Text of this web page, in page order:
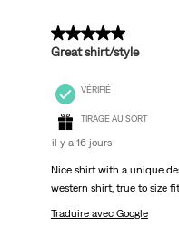
5 sur 5 étoiles.
Great shirt/style
VÉRIFIÉ
TIRAGE AU SORT
il y a 16 jours
Nice shirt with a unique
western shirt, true to size fit
Traduire avec Google